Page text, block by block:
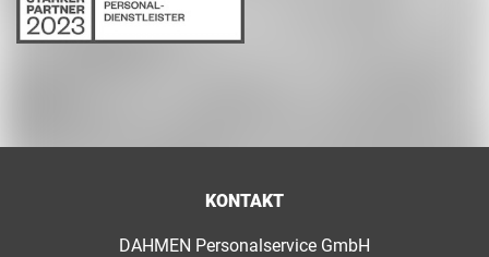
KONTAKT
DAHMEN Personalservice GmbH